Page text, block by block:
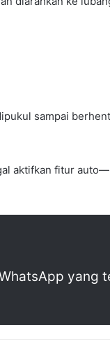
sampai
aktifkan fitur
yang